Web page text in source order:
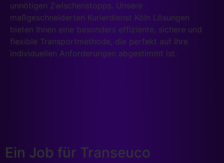
unnötigen Zwischenstopps. Unsere
maßgeschneiderten Kurierdienst Köln Lösungen
bieten Ihnen eine besonders effiziente, sichere und
flexible Transportmethode, die perfekt auf Ihre
individuellen Anforderungen abgestimmt ist.
Ein Job für Transeuco